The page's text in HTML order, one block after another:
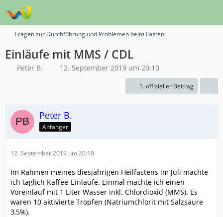
Fragen zur Durchführung und Problemen beim Fasten
Einläufe mit MMS / CDL
Peter B. 12. September 2019 um 20:10
1. offizieller Beitrag
Peter B.
Anfänger
12. September 2019 um 20:10
Im Rahmen meines diesjährigen Heilfastens im Juli machte
ich täglich Kaffee-Einläufe. Einmal machte ich einen
Voreinlauf mit 1 Liter Wasser inkl. Chlordioxid (MMS). Es
waren 10 aktivierte Tropfen (Natriumchlorit mit Salzsäure
3,5%).